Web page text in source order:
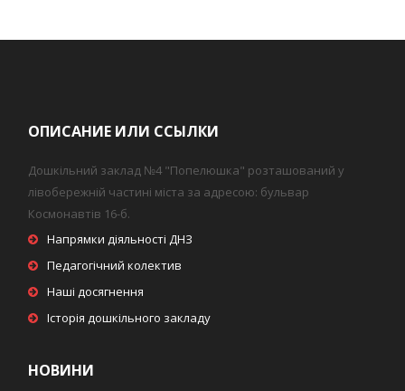
ОПИСАНИЕ ИЛИ ССЫЛКИ
Дошкільний заклад №4 "Попелюшка" розташований у
лівобережній частині міста за адресою: бульвар
Космонавтів 16-б.
Напрямки діяльності ДНЗ
Педагогічний колектив
Наші досягнення
Історія дошкільного закладу
НОВИНИ